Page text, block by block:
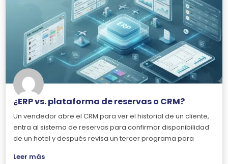
¿ERP vs. plataforma de reservas o CRM?
Un vendedor abre el CRM para ver el historial de un cliente,
entra al sistema de reservas para confirmar disponibilidad
de un hotel y después revisa un tercer programa para
Leer más